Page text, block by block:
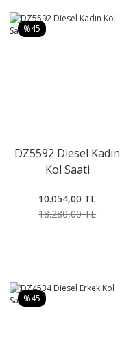
%45
DZ5592 Diesel Kadın
Kol Saati
10.054,00 TL
18.280,00 TL
%45